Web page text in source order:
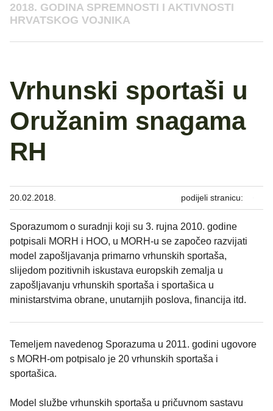
2018. GODINA SPREMNOSTI I AKTIVNOSTI
HRVATSKOG VOJNIKA
Vrhunski sportaši u
Oružanim snagama
RH
20.02.2018. podijeli stranicu:
Sporazumom o suradnji koji su 3. rujna 2010. godine
potpisali MORH i HOO, u MORH-u se započeo razvijati
model zapošljavanja primarno vrhunskih sportaša,
slijedom pozitivnih iskustava europskih zemalja u
zapošljavanju vrhunskih sportaša i sportašica u
ministarstvima obrane, unutarnjih poslova, financija itd.
Temeljem navedenog Sporazuma u 2011. godini ugovore
s MORH-om potpisalo je 20 vrhunskih sportaša i
sportašica.
Model službe vrhunskih sportaša u pričuvnom sastavu